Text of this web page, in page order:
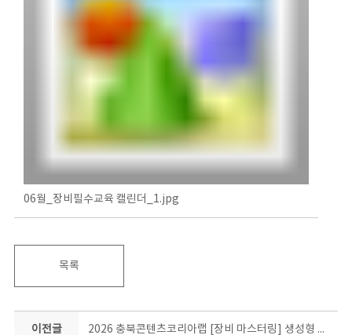
06월_장비필수교육 캘린더_1.jpg
목록
이전글 2026 충북콘텐츠코리아랩 [장비 마스터링] 생성형 AI를 활용한 3D프린터 활용 창작 기본과정 수강생 모집